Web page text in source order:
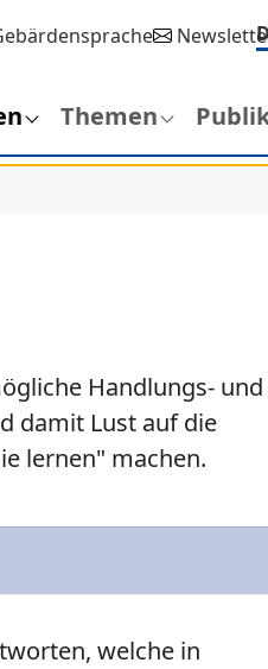
Themen
Handlungs- und
damit Lust auf die
lernen" machen.
welche in